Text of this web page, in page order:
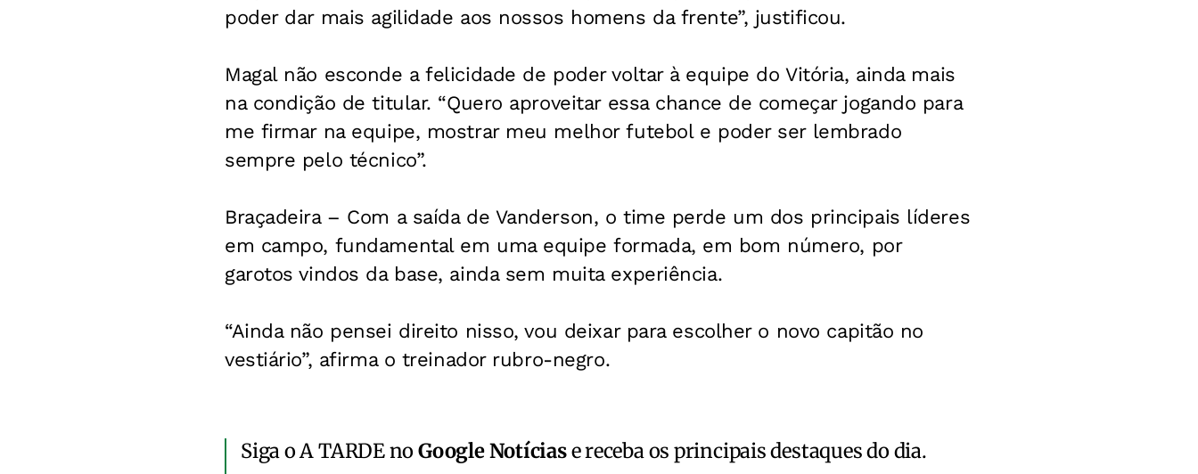
poder dar mais agilidade aos nossos homens da frente”, justificou.
Magal não esconde a felicidade de poder voltar à equipe do Vitória, ainda mais
na condição de titular. “Quero aproveitar essa chance de começar jogando para
me firmar na equipe, mostrar meu melhor futebol e poder ser lembrado
sempre pelo técnico”.
Braçadeira– Com a saída de Vanderson, o time perde um dos principais líderes
em campo, fundamental em uma equipe formada, em bom número, por
garotos vindos da base, ainda sem muita experiência.
“Ainda não pensei direito nisso, vou deixar para escolher o novo capitão no
vestiário”, afirma o treinador rubro-negro.
Siga o A TARDE noGoogle Notíciase receba os principais destaques do dia.